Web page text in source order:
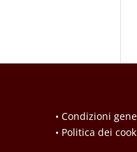
• Condizioni
• Politica dei